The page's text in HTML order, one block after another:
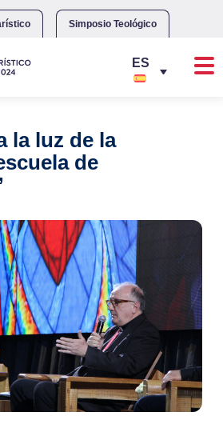
Simposio Teológico
la luz de la
de